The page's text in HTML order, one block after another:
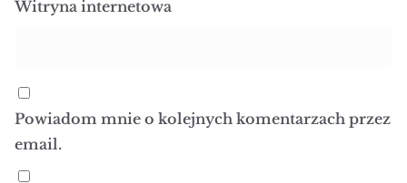
Witryna internetowa
Powiadom mnie o kolejnych komentarzach przez
email.